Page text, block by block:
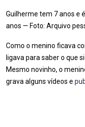
Guilherme tem 7 anos e
anos — Foto: Arquivo
Como o menino ficava
ligava para saber o que
Mesmo novinho, o
grava alguns vídeos e